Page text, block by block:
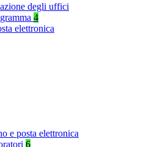
degli uffici
4
elettronica
e posta elettronica
6